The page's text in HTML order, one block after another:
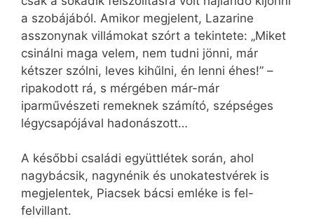
a szobájából. Amikor megjelent, Lazarine
asszonynak villámokat szórt a tekintete: „Miket
csinálni maga velem, nem tudni jönni, már
kétszer szólni, leves kihűlni, én lenni éhes!” –
ripakodott rá, s mérgében már-már
iparművészeti remeknek számító, szépséges
légycsapójával hadonászott…
A későbbi családi együttlétek során, ahol
nagybácsik, nagynénik és unokatestvérek is
megjelentek, Piacsek bácsi emléke is fel-
felvillant.